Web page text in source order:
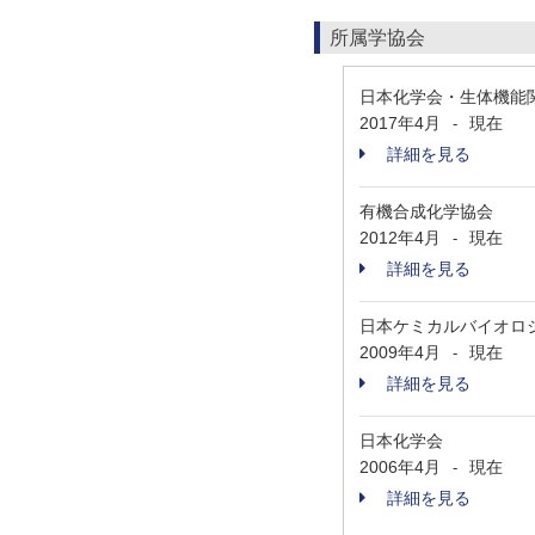
所属学協会
日本化学会・生体機能
2017年4月
-
現在
詳細を見る
有機合成化学協会
2012年4月
-
現在
詳細を見る
日本ケミカルバイオロ
2009年4月
-
現在
詳細を見る
日本化学会
2006年4月
-
現在
詳細を見る